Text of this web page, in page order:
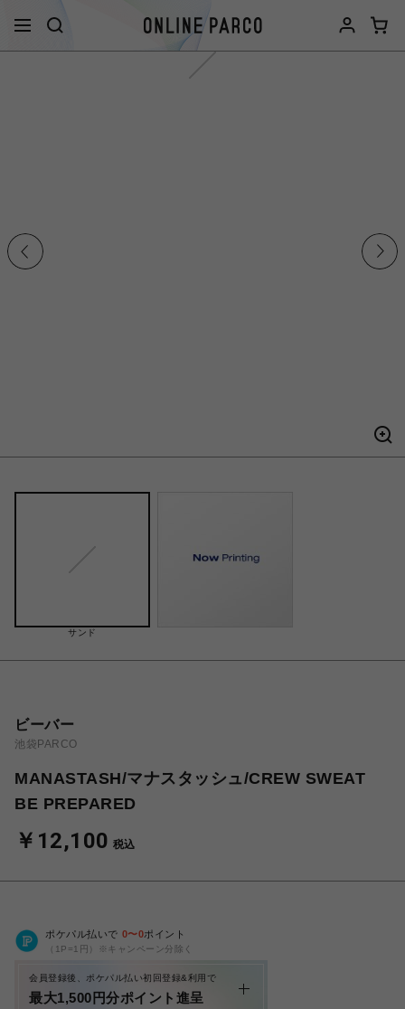
サンド
ビーバー
池袋PARCO
MANASTASH/マナスタッシュ/CREW SWEAT
BE PREPARED
￥12,100 税込
ポケパル払いで 0〜0ポイント
（1P=1円）※キャンペーン分除く
会員登録後、ポケパル払い初回登録&利用で
最大1,500円分ポイント進呈